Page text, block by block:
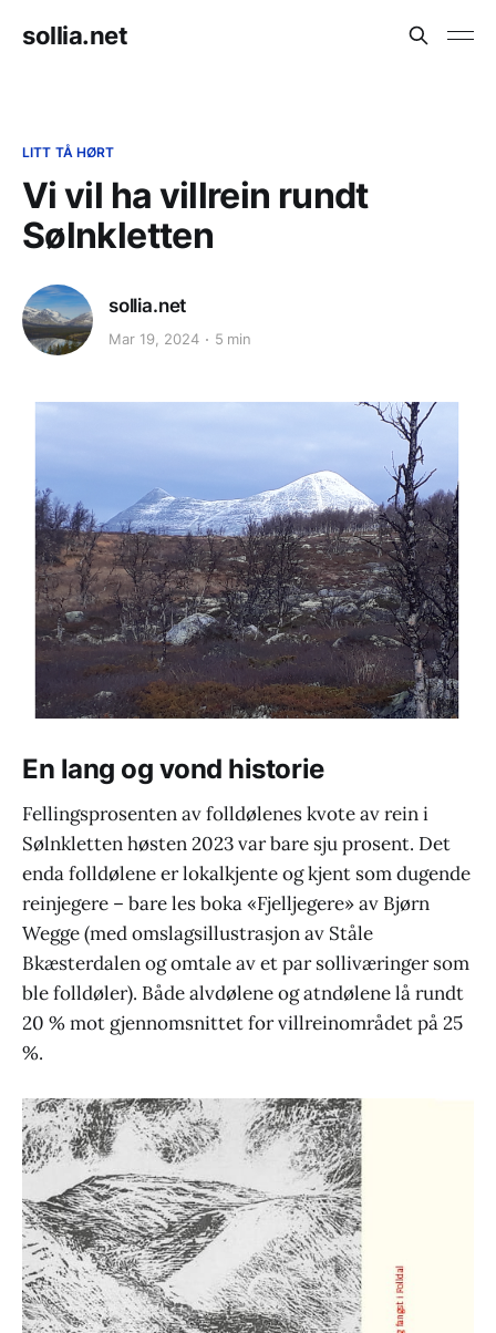
sollia.net
LITT TÅ HØRT
Vi vil ha villrein rundt
Sølnkletten
sollia.net
Mar 19, 2024 5 min
En lang og vond historie
Fellingsprosenten av folldølenes kvote av rein i
Sølnkletten høsten 2023 var bare sju prosent. Det
enda folldølene er lokalkjente og kjent som dugende
reinjegere – bare les boka «Fjelljegere» av Bjørn
Wegge (med omslagsillustrasjon av Ståle
Bkæsterdalen og omtale av et par solliværinger som
ble folldøler). Både alvdølene og atndølene lå rundt
20 % mot gjennomsnittet for villreinområdet på 25
%.